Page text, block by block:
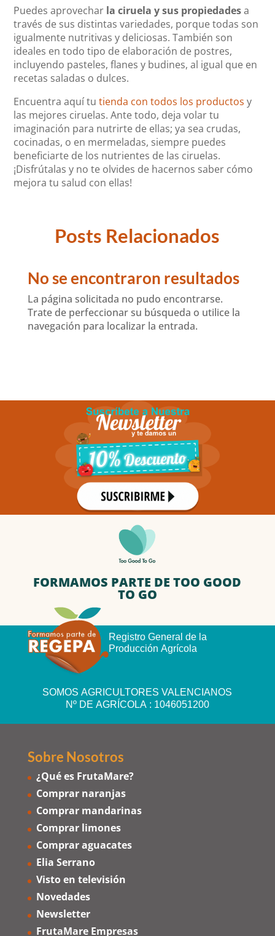
Puedes aprovechar la ciruela y sus propiedadesa
través de sus distintas variedades, porque todas son
igualmente nutritivas y deliciosas. También son
ideales en todo tipo de elaboración de postres,
incluyendo pasteles, flanes y budines, al igual que en
recetas saladas o dulces.
Encuentra aquí tutienda con todos los productos y
las mejores ciruelas. Ante todo, deja volar tu
imaginación para nutrirte de ellas; ya sea crudas,
cocinadas, o en mermeladas, siempre puedes
beneficiarte de los nutrientes de las ciruelas.
¡Disfrútalas y no te olvides de hacernos saber cómo
mejora tu salud con ellas!
Posts Relacionados
No se encontraron resultados
La página solicitada no pudo encontrarse.
Trate de perfeccionar su búsqueda o utilice la
navegación para localizar la entrada.
FORMAMOS PARTE DE TOO GOOD
TO GO
Registro General de la
Producción Agrícola
SOMOS AGRICULTORES VALENCIANOS
Nº DE AGRÍCOLA : 1046051200
Sobre Nosotros
¿Qué es FrutaMare?
Comprar naranjas
Comprar mandarinas
Comprar limones
Comprar aguacates
Elia Serrano
Visto en televisión
Novedades
Newsletter
FrutaMare Empresas